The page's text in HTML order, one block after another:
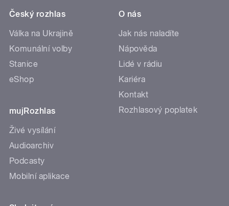
Český rozhlas
Válka na Ukrajině
Komunální volby
Stanice
eShop
mujRozhlas
Živé vysílání
Audioarchiv
Podcasty
Mobilní aplikace
O nás
Jak nás naladíte
Nápověda
Lidé v rádiu
Kariéra
Kontakt
Rozhlasový poplatek